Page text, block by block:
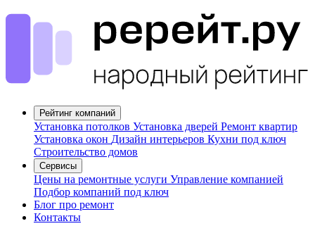
Рейтинг компаний
Установка потолков Установка дверей Ремонт квартир
Установка окон Дизайн интерьеров Кухни под ключ
Строительство домов
Сервисы
Цены на ремонтные услуги Управление компанией
Подбор компаний под ключ
Блог про ремонт
Контакты